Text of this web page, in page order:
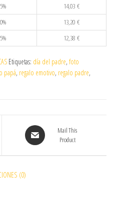
14,03 €
13,20 €
12,38 €
Etiquetas: día del padre, foto
papá, regalo emotivo, regalo padre,
Mail This
Product
(0)